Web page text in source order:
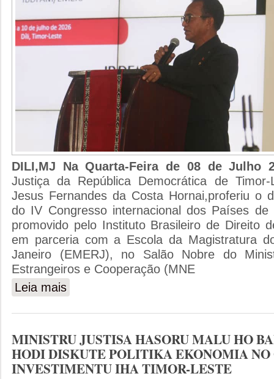
DILI,MJ Na Quarta-Feira de 08 de Julho
Justiça da República Democrática de
Jesus Fernandes da Costa Hornai,proferiu o
do IV Congresso internacional dos Países de
promovido pelo Instituto Brasileiro de Direito
em parceria com a Escola da Magistratura
Janeiro (EMERJ), no Salão Nobre do
Estrangeiros e Cooperação (MNE
Leia mais
PORTUGUESA-IBDFAM /EMERJ
MINISTRU JUSTISA HASORU MALU HO
HODI DISKUTE POLITIKA EKONOMIA NO
INVESTIMENTU IHA TIMOR-LESTE